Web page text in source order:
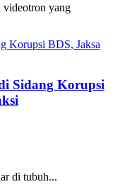
videotron yang
Sidang Korupsi
di tubuh...